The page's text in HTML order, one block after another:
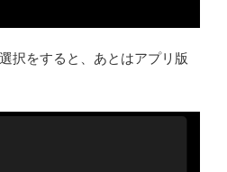
択をすると、あとはアプリ版